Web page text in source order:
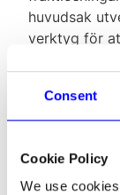
Consent
Cookie Policy
We use
huvudsak
verktyg för
Vi har
de ledande
betalning
Krokedil